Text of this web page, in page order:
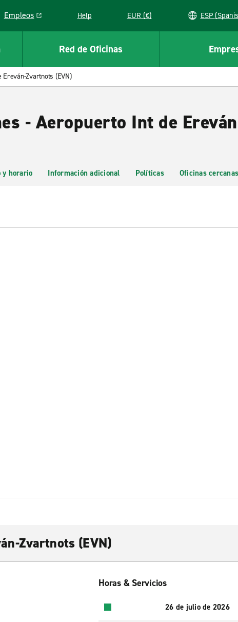
Empleos
Link opens in a new window
Help EUR (€) ESP
Red de Oficinas
Zvartnots (EVN)
- Aeropuerto Int de
y horario Información adicional Políticas Oficinas cercanas
Zvartnots (EVN)
Horas & Servicios
26 de julio de 2026